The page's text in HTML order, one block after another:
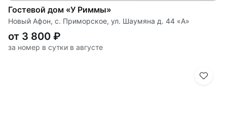
Гостевой дом «У Риммы»
Новый Афон, с. Приморское, ул. Шаумяна д. 44 «А»
от 3 800 ₽
за номер в сутки в августе